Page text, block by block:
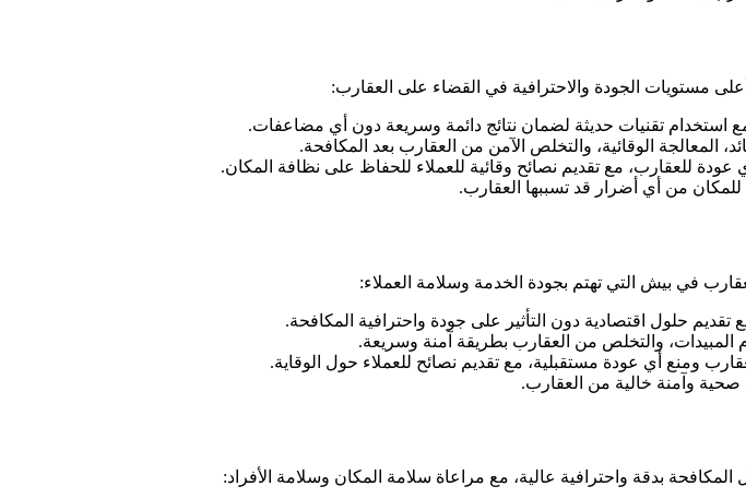
الجودة والاحترافية في القضاء على العقارب:
تقنيات حديثة لضمان نتائج دائمة وسريعة دون أي مضاعفات.
الوقائية، والتخلص الآمن من العقارب بعد المكافحة.
للعقارب، مع تقديم نصائح وقائية للعملاء للحفاظ على نظافة المكان.
للمكان من أي أضرار قد تسببها العقارب.
في بيش التي تهتم بجودة الخدمة وسلامة العملاء:
حلول اقتصادية دون التأثير على جودة واحترافية المكافحة.
والتخلص من العقارب بطريقة آمنة وسريعة.
ومنع أي عودة مستقبلية، مع تقديم نصائح للعملاء حول الوقاية.
صحية وآمنة خالية من العقارب.
بدقة واحترافية عالية، مع مراعاة سلامة المكان وسلامة الأفراد: